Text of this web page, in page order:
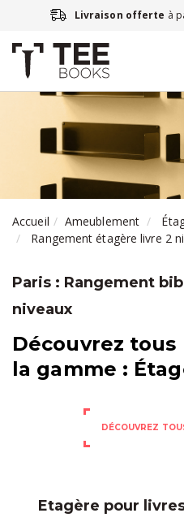
Livraison offerte à
Accueil Ameublement
Rangement étagère livre 2
Paris : Rangement
niveaux
Découvrez
la gamme :
DÉCOUVREZ
Etagère pour